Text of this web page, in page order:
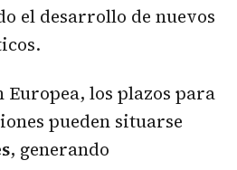
el desarrollo de nuevos
Europea, los plazos para
pueden situarse
, generando